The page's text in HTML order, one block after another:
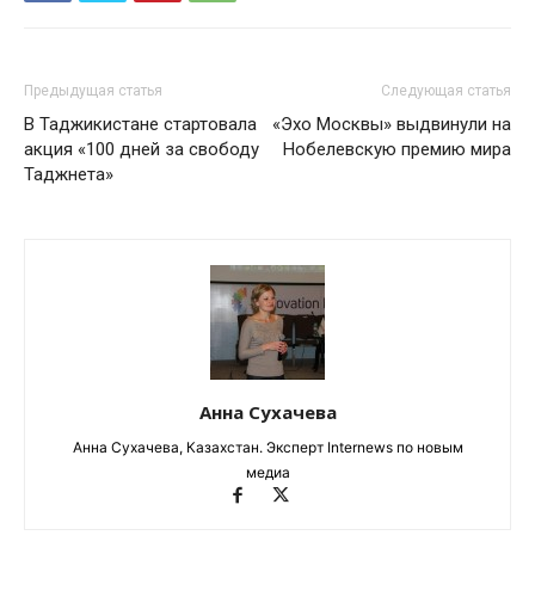
Предыдущая статья
В Таджикистане стартовала
акция «100 дней за свободу
Таджнета»
Следующая статья
«Эхо Москвы» выдвинули на
Нобелевскую премию мира
Анна Сухачева
Анна Сухачева, Казахстан. Эксперт Internews по новым
медиа